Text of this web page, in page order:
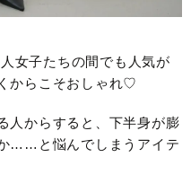
女子たちの間でも人気が
からこそおしゃれ♡
人からすると、下半身が膨
……と悩んでしまうアイテ